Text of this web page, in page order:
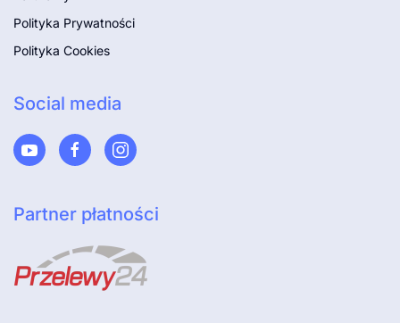
Polityka Prywatności
Polityka Cookies
Social media
Partner płatności